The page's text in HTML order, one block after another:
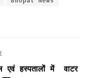
एवं हस्पतालों में वाटर